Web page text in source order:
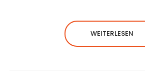
WEITERLESEN